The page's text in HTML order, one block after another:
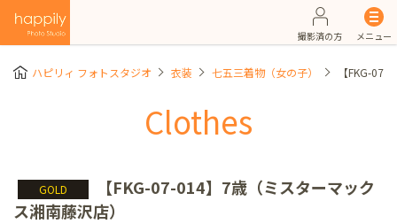
撮影済の方 メニュー
ハピリィ フォトスタジオ 衣装 七五三着物（女の子） 【FKG-
Clothes
GOLD
【FKG-07-014】7歳（ミスターマック
ス湘南藤沢店）